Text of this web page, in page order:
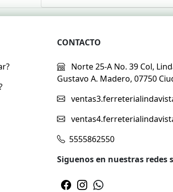
CONTACTO
Norte 25-A No. 39 Col,
Gustavo A. Madero, 07750
5555862550
Siguenos en nuestras redes